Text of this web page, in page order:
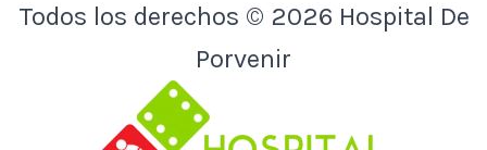
Todos los derechos © 2026 Hospital De
Porvenir